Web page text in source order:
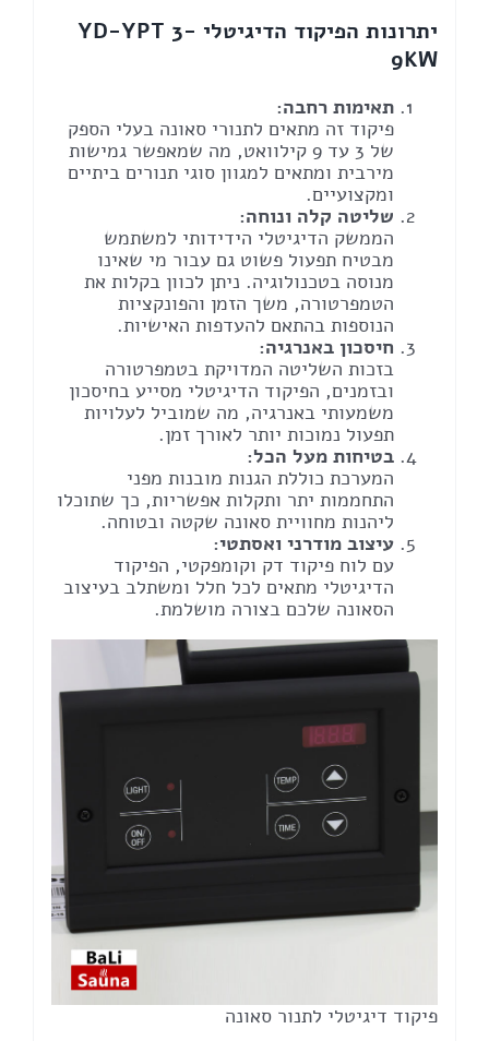
יתרונות הפיקוד הדיגיטלי YD-YPT 3-
9KW
תאימות רחבה:
פיקוד זה מתאים לתנורי סאונה בעלי הספק
של 3 עד 9 קילוואט, מה שמאפשר גמישות
מירבית ומתאים למגוון סוגי תנורים ביתיים
ומקצועיים.
שליטה קלה ונוחה:
הממשק הדיגיטלי הידידותי למשתמש
מבטיח תפעול פשוט גם עבור מי שאינו
מנוסה בטכנולוגיה. ניתן לכוון בקלות את
הטמפרטורה, משך הזמן והפונקציות
הנוספות בהתאם להעדפות האישיות.
חיסכון באנרגיה:
בזכות השליטה המדויקת בטמפרטורה
ובזמנים, הפיקוד הדיגיטלי מסייע בחיסכון
משמעותי באנרגיה, מה שמוביל לעלויות
תפעול נמוכות יותר לאורך זמן.
בטיחות מעל הכל:
המערכת כוללת הגנות מובנות מפני
התחממות יתר ותקלות אפשריות, כך שתוכלו
ליהנות מחוויית סאונה שקטה ובטוחה.
עיצוב מודרני ואסתטי:
עם לוח פיקוד דק וקומפקטי, הפיקוד
הדיגיטלי מתאים לכל חלל ומשתלב בעיצוב
הסאונה שלכם בצורה מושלמת.
פיקוד דיגיטלי לתנור סאונה